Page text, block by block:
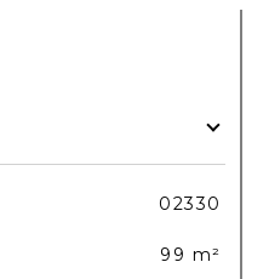
02330
99 m²